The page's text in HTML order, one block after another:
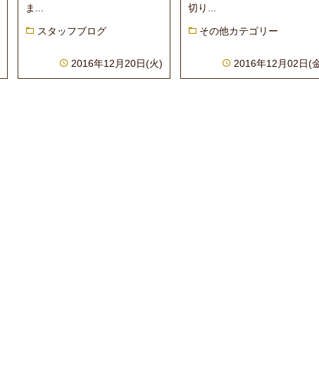
ま...
スタッフブログ
2016年12月20日(火)
切り...
その他カテゴリー
2016年12月02日(